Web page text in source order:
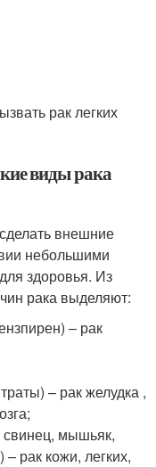
рак легких
виды рака
внешние
небольшими
здоровья. Из
рака выделяют:
– рак
– рак желудка ,
свинец, мышьяк,
рак кожи, легких,